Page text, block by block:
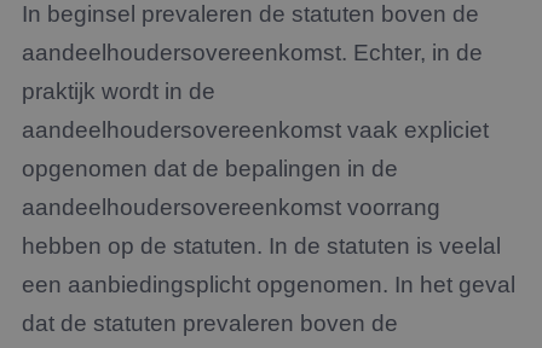
In beginsel prevaleren de statuten boven de
aandeelhoudersovereenkomst. Echter, in de
praktijk wordt in de
aandeelhoudersovereenkomst vaak expliciet
opgenomen dat de bepalingen in de
aandeelhoudersovereenkomst voorrang
hebben op de statuten. In de statuten is veelal
een aanbiedingsplicht opgenomen. In het geval
dat de statuten prevaleren boven de